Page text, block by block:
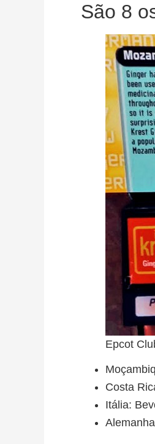
São 8
Epcot
Costa
Itália: